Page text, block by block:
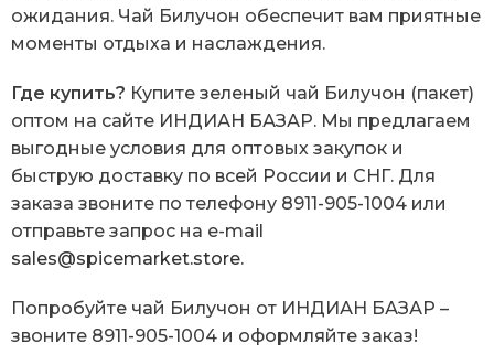
ожидания. Чай Билучон обеспечит вам приятные
моменты отдыха и наслаждения.
Где купить? Купите зеленый чай Билучон (пакет)
оптом на сайте ИНДИАН БАЗАР. Мы предлагаем
выгодные условия для оптовых закупок и
быструю доставку по всей России и СНГ. Для
заказа звоните по телефону 8911-905-1004 или
отправьте запрос на e-mail
sales@spicemarket.store.
Попробуйте чай Билучон от ИНДИАН БАЗАР –
звоните 8911-905-1004 и оформляйте заказ!